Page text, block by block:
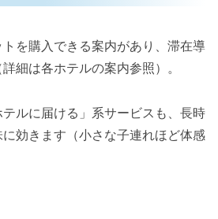
を購入できる案内があり、滞在導
細は各ホテルの案内参照）。
テルに届ける」系サービスも、長時
効きます（小さな子連れほど体感